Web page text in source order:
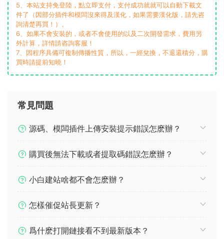
5、本站支持免登陸，點立即支付，支付成功就就可以自動下載文
件了（因部分插件和模闆沒來得及漢化，如果需要漢化版，請先咨
詢清楚再買！）。
6、如果不會安裝的，或者不會使用的以及二次開發需求，費用另
外計算，詳情請咨詢客服！
7、因程序具備可複制傳播性質，所以，一經兌換，不退還積分，購
買時請提前知曉！
常見問題
源碼、模闆插件上傳安裝提示錯誤怎麽辦？
購買後無法下載或者提取碼錯誤怎麽辦？
小白建站啥都不會怎麽辦？
怎樣催促站長更新？
爲什麽打開鏈接看不到最新版本？